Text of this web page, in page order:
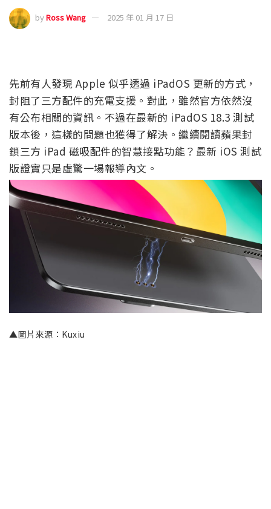
byRoss Wang 2025 年 01 月 17 日
先前有人發現 Apple 似乎透過 iPadOS 更新的方式，
封阻了三方配件的充電支援。對此，雖然官方依然沒
有公布相關的資訊。不過在最新的 iPadOS 18.3 測試
版本後，這樣的問題也獲得了解決。繼續閱讀蘋果封
鎖三方 iPad 磁吸配件的智慧接點功能？最新 iOS 測試
版證實只是虛驚一場報導內文。
▲圖片來源：Kuxiu